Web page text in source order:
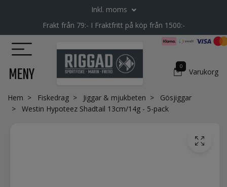
Inkl. moms
Frakt från 79:- I Fraktfritt på köp från 1500:-
MENY 0
Varukorg
Hem Fiskedrag Jiggar & mjukbeten
Gösjiggar
Westin Hypoteez Shadtail 13cm/14g - 5-pack